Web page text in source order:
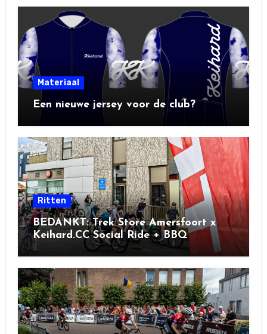
Materiaal
Een nieuwe jersey voor de club?
Ritten
BEDANKT: Trek Store Amersfoort x
Keihard.CC Social Ride + BBQ